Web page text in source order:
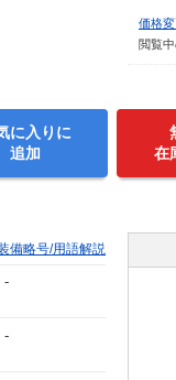
価格
閲覧
に入りに
追加
在
備略号/用語解説
-
-